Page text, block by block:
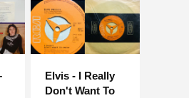
Elvis - I Really
Don't Want To